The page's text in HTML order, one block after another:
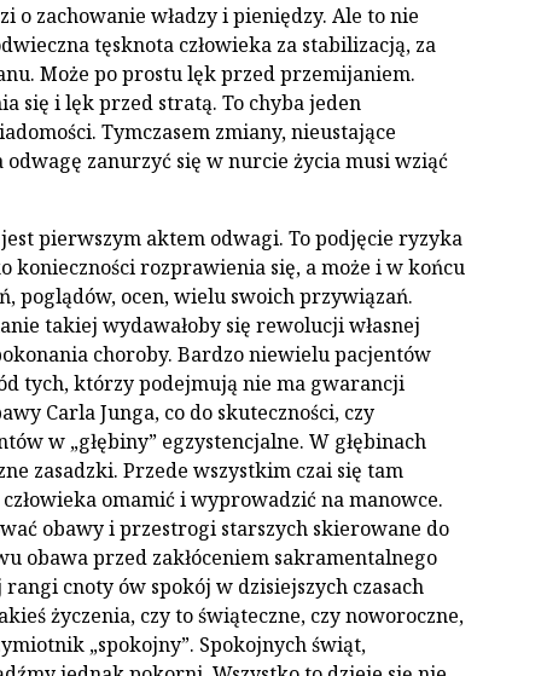
o zachowanie władzy i pieniędzy. Ale to nie
tęsknota człowieka za stabilizacją, za
Może po prostu lęk przed przemijaniem.
się i lęk przed stratą. To chyba jeden
Tymczasem zmiany, nieustające
odwagę zanurzyć się w nurcie życia musi wziąć
pierwszym aktem odwagi. To podjęcie ryzyka
konieczności rozprawienia się, a może i w końcu
poglądów, ocen, wielu swoich przywiązań.
takiej wydawałoby się rewolucji własnej
choroby. Bardzo niewielu pacjentów
tych, którzy podejmują nie ma gwarancji
Carla Junga, co do skuteczności, czy
w „głębiny” egzystencjalne. W głębinach
zasadzki. Przede wszystkim czai się tam
omamić i wyprowadzić na manowce.
obawy i przestrogi starszych skierowane do
obawa przed zakłóceniem sakramentalnego
cnoty ów spokój w dzisiejszych czasach
życzenia, czy to świąteczne, czy noworoczne,
„spokojny”. Spokojnych świąt,